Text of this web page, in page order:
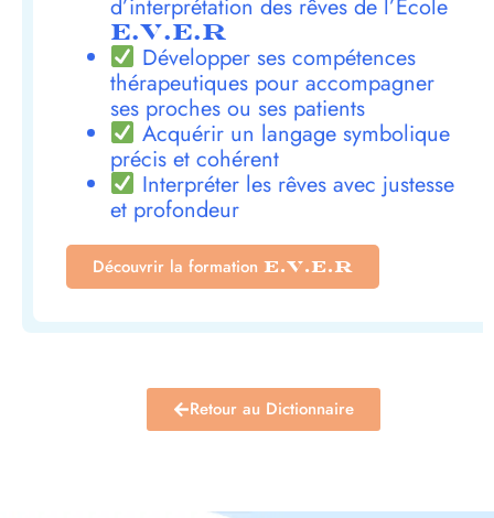
d’interprétation des rêves de l’École
E.V.E.R
Développer ses compétences
thérapeutiques pour accompagner
ses proches ou ses patients
Acquérir un langage symbolique
précis et cohérent
Interpréter les rêves avec justesse
et profondeur
Découvrir la formation E.V.E.R
Retour au Dictionnaire